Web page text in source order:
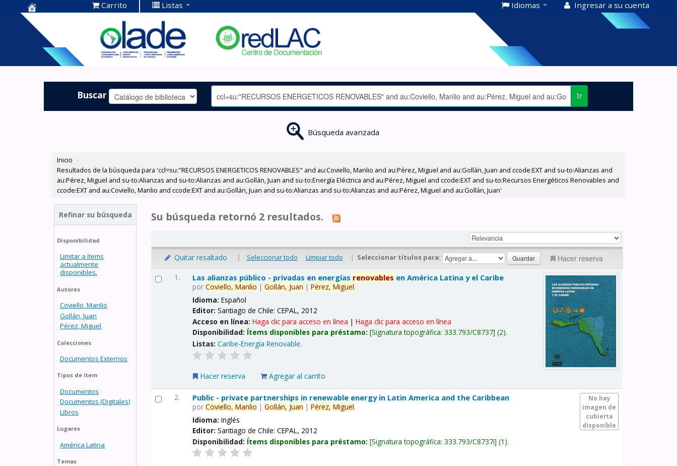
Centro de
Documentación
OLADE -
Carrito Listas Idiomas Ingresar a su cuenta
Buscar Ir
Búsqueda avanzada
Inicio ›
Resultados de la búsqueda para 'ccl=su:"RECURSOS ENERGETICOS RENOVABLES" and au:Coviello, Manlio and au:Pérez, Miguel and au:Gollán, Juan and ccode:EXT and su-to:Alianzas and
au:Pérez, Miguel and su-to:Alianzas and su-to:Alianzas and au:Gollán, Juan and su-to:Energía Eléctrica and au:Pérez, Miguel and ccode:EXT and su-to:Recursos Energéticos Renovables and
ccode:EXT and au:Coviello, Manlio and ccode:EXT and au:Gollán, Juan and su-to:Alianzas and su-to:Alianzas and au:Pérez, Miguel and au:Gollán, Juan'
Refinar su búsqueda
Disponibilidad
Limitar a ítems
actualmente
disponibles.
Autores
Coviello, Manlio
Gollán, Juan
Pérez, Miguel
Colecciones
Documentos Externos
Tipos de ítem
Documentos
Documentos (Digitales)
Libros
Lugares
América Latina
Temas
Su búsqueda retornó 2 resultados.
Quitar resaltado | Seleccionar todo Limpiar todo | Seleccionar títulos para: Hacer reserva
1. Las alianzas público - privadas en energías renovables en América Latina y el Caribe
porCoviello, Manlio |Gollán, Juan |Pérez, Miguel.
Idioma:Español
Editor:Santiago de Chile: CEPAL, 2012
Acceso en línea:Haga clic para acceso en línea |Haga clic para acceso en línea
Disponibilidad: Ítems disponibles para préstamo: Signatura topográfica:333.793/C8737 (2).
Listas: Caribe-Energía Renovable.
Hacer reserva Agregar al carrito
2.
No hay
imagen de
cubierta
disponible
Public - private partnerships in renewable energy in Latin America and the Caribbean
porCoviello, Manlio |Gollán, Juan |Pérez, Miguel.
Idioma:Inglés
Editor:Santiago de Chile: CEPAL, 2012
Disponibilidad: Ítems disponibles para préstamo: Signatura topográfica:333.793/C8737i (1).